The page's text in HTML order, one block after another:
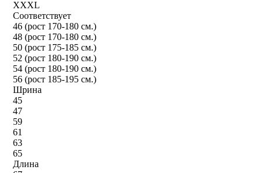
XXXL
Соответствует
46 (рост 170-180 см.)
48 (рост 170-180 см.)
50 (рост 175-185 см.)
52 (рост 180-190 см.)
54 (рост 180-190 см.)
56 (рост 185-195 см.)
Шрина
45
47
59
61
63
65
Длина